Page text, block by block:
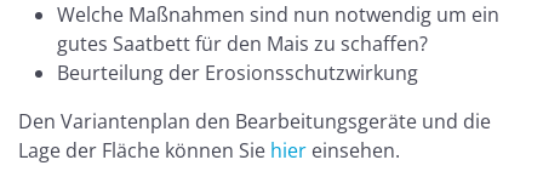
Welche Maßnahmen sind nun notwendig um ein
gutes Saatbett für den Mais zu schaffen?
Beurteilung der Erosionsschutzwirkung
Den Variantenplan den Bearbeitungsgeräte und die
Lage der Fläche können Sie hier einsehen.